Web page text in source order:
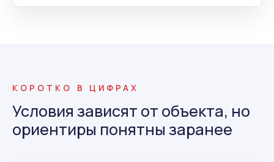
КОРОТКО В ЦИФРАХ
Условия зависят от объекта, но
ориентиры понятны заранее